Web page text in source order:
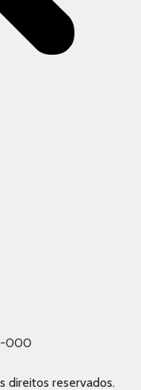
000
direitos reservados.